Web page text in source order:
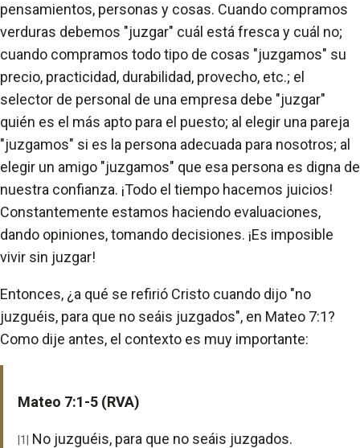
pensamientos, personas y cosas. Cuando compramos
verduras debemos "juzgar" cuál está fresca y cuál no;
cuando compramos todo tipo de cosas "juzgamos" su
precio, practicidad, durabilidad, provecho, etc.; el
selector de personal de una empresa debe "juzgar"
quién es el más apto para el puesto; al elegir una pareja
"juzgamos" si es la persona adecuada para nosotros; al
elegir un amigo "juzgamos" que esa persona es digna de
nuestra confianza. ¡Todo el tiempo hacemos juicios!
Constantemente estamos haciendo evaluaciones,
dando opiniones, tomando decisiones. ¡Es imposible
vivir sin juzgar!
Entonces, ¿a qué se refirió Cristo cuando dijo "no
juzguéis, para que no seáis juzgados", en Mateo 7:1?
Como dije antes, el contexto es muy importante:
Mateo 7:1-5 (RVA)
|1| No juzguéis, para que no seáis juzgados.